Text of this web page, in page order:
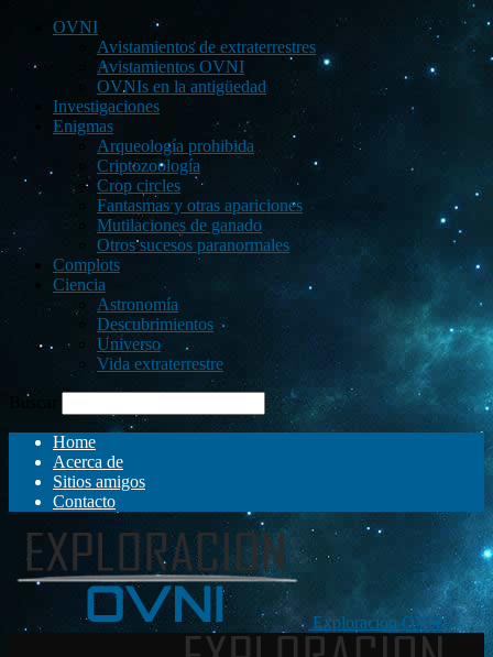
OVNI
Avistamientos de extraterrestres
Avistamientos OVNI
OVNIs en la antigüedad
Investigaciones
Enigmas
Arqueología prohibida
Criptozoología
Crop circles
Fantasmas y otras apariciones
Mutilaciones de ganado
Otros sucesos paranormales
Complots
Ciencia
Astronomía
Descubrimientos
Universo
Vida extraterrestre
Buscar
Home
Acerca de
Sitios amigos
Contacto
Exploración OVNI